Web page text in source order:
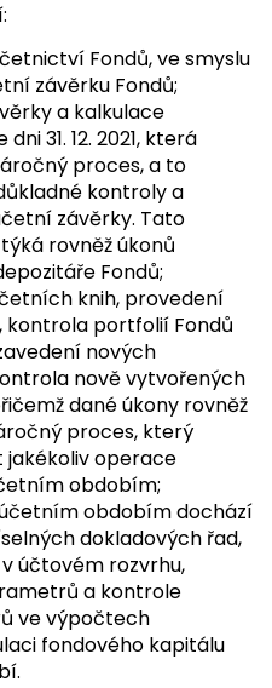
Fondů, ve smyslu
závěrku Fondů;
a kalkulace
31. 12. 2021, která
proces, a to
kontroly a
závěrky. Tato
rovněž úkonů
Fondů;
knih, provedení
kontrola portfolií Fondů
nových
nově vytvořených
dané úkony rovněž
proces, který
jakékoliv operace
obdobím;
obdobím dochází
dokladových řad,
účtovém rozvrhu,
a kontrole
ve výpočtech
fondového kapitálu